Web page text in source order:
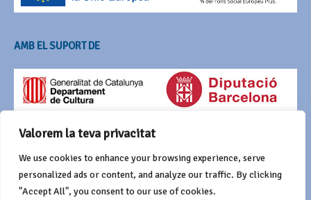
Valorem la teva privacitat
We use cookies to enhance your browsing experience, serve
personalized ads or content, and analyze our traffic. By clicking
"Accept All", you consent to our use of cookies.
AMB EL SUPORT DE